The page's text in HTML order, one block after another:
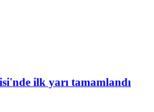
ilk yarı tamamlandı